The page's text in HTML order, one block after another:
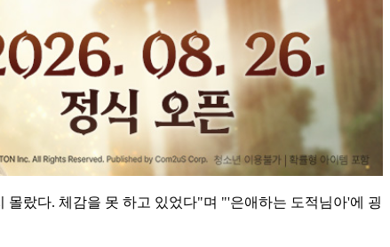
랐다. 체감을 못 하고 있었다"며 "'은애하는 도적님아'에 굉